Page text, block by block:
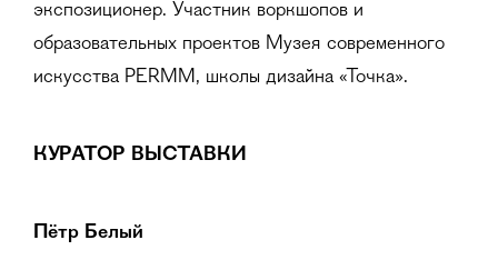
экспозиционер. Участник воркшопов и
образовательных проектов Музея современного
искусства PERMM, школы дизайна «Точка».
КУРАТОР ВЫСТАВКИ
Пётр Белый